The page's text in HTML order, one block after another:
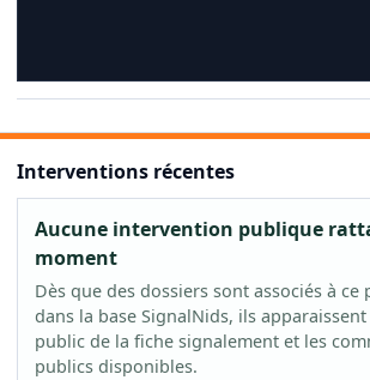
Interventions récentes
Aucune intervention publique
moment
Dès que des dossiers sont associés à ce
dans la base SignalNids, ils
public de la fiche signalement et les
publics disponibles.